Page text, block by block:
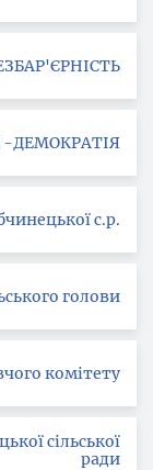
-ДЕМОКРАТІЯ
с.р.
голови
комітету
сільської
ради